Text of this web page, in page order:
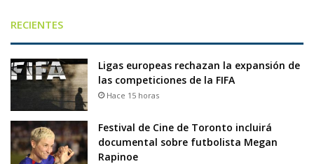
RECIENTES
Ligas europeas rechazan la expansión de
las competiciones de la FIFA
Hace 15 horas
Festival de Cine de Toronto incluirá
documental sobre futbolista Megan
Rapinoe